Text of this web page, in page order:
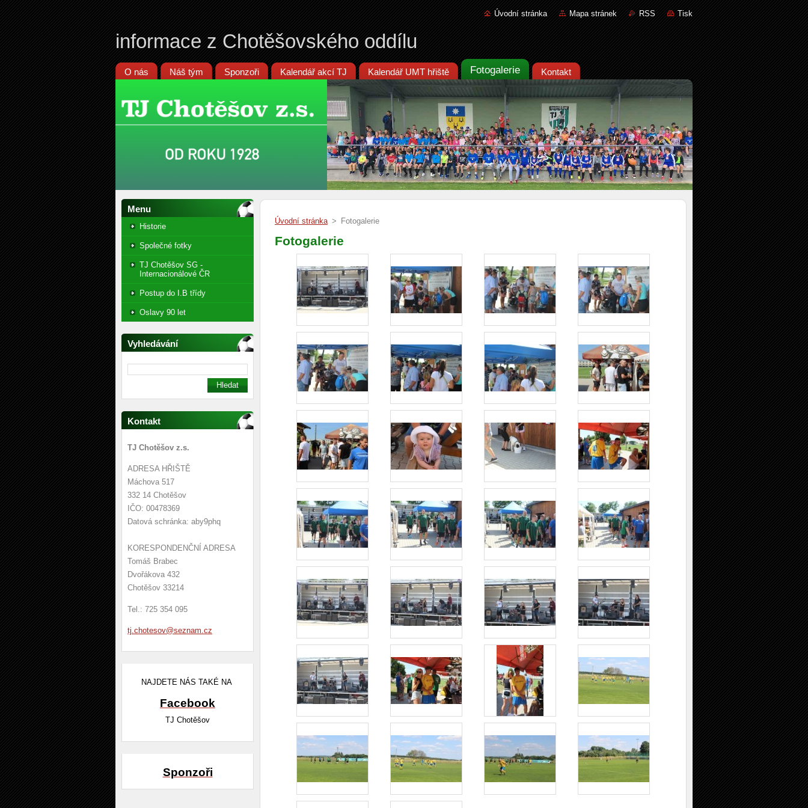
Úvodní stránka Mapa stránek RSS Tisk
informace z Chotěšovského oddílu
O nás Náš tým Sponzoři Kalendář akcí TJ Kalendář UMT hřiště Fotogalerie Kontakt
Menu
Historie
Společné fotky
TJ Chotěšov SG -
Internacionálové ČR
Postup do I.B třídy
Oslavy 90 let
Vyhledávání
Kontakt
TJ Chotěšov z.s.
ADRESA HŘIŠTĚ
Máchova 517
332 14 Chotěšov
IČO: 00478369
Datová schránka: aby9phq
KORESPONDENČNÍ ADRESA
Tomáš Brabec
Dvořákova 432
Chotěšov 33214
Tel.: 725 354 095
tj.chotesov@seznam.cz
NAJDETE NÁS TAKÉ NA
Facebook
TJ Chotěšov
Sponzoři
Úvodní stránka > Fotogalerie
Fotogalerie